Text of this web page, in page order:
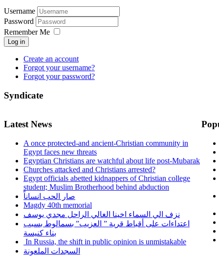
Username
Password
Remember Me
Log in
Create an account
Forgot your username?
Forgot your password?
Syndicate
Latest News
A once protected-and ancient-Christian community in
Egypt faces new threats
Egyptian Christians are watchful about life post-Mubarak
Churches attacked and Christians arrested?
Egypt officials abetted kidnappers of Christian college
student; Muslim Brotherhood behind abduction
صار الحب انساناً
Magdy 40th memorial
نزف الي السماء اخينا الغالي الراحل مجدي يوسف
اعتداءات على أقباط قرية ” العزيب” بسمالوط بسبب
بناء كنيسة
In Russia, the shift in public opinion is unmistakable
السجدات الملعونة